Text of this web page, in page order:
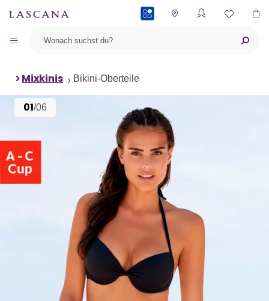
Mixkinis Bikini-Oberteile
01/06